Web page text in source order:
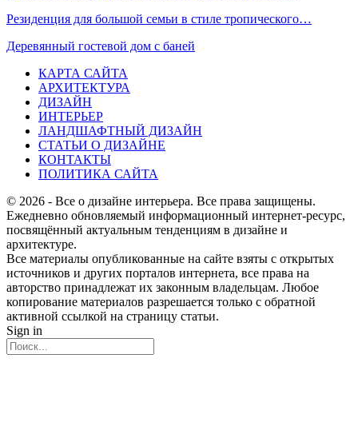
Резиденция для большой семьи в стиле тропического…
Деревянный гостевой дом с баней
КАРТА САЙТА
АРХИТЕКТУРА
ДИЗАЙН
ИНТЕРЬЕР
ЛАНДШАФТНЫЙ ДИЗАЙН
СТАТЬИ О ДИЗАЙНЕ
КОНТАКТЫ
ПОЛИТИКА САЙТА
© 2026 - Все о дизайне интерьера. Все права защищены.
Ежедневно обновляемый информационный интернет-ресурс,
посвящённый актуальным тенденциям в дизайне и
архитектуре.
Все материалы опубликованные на сайте взяты с открытых
источников и других порталов интернета, все права на
авторство принадлежат их законным владельцам. Любое
копирование материалов разрешается только с обратной
активной ссылкой на страницу статьи.
Sign in